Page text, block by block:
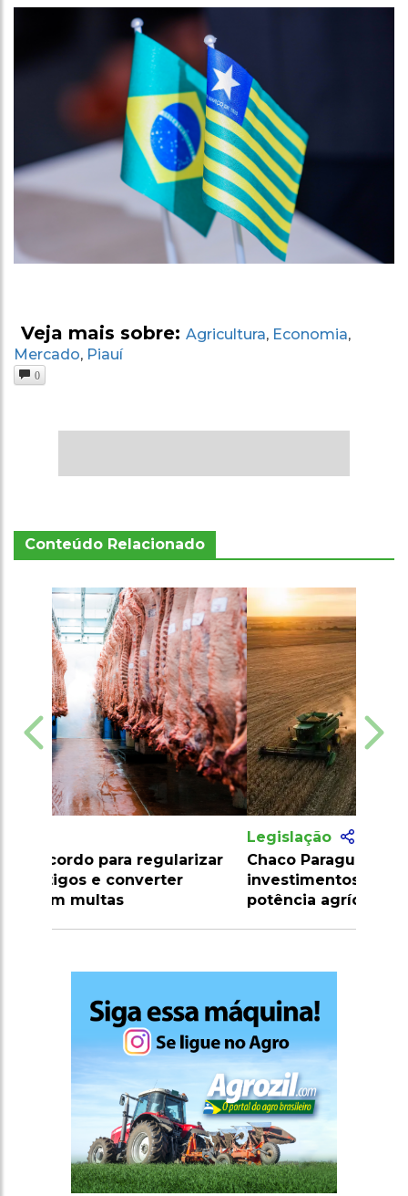
Veja mais sobre: Agricultura, Economia,
Mercado, Piauí
0
Conteúdo Relacionado
Chaco Paraguaio se torna foco de
investimentos e pode ser nova
potência agrícola